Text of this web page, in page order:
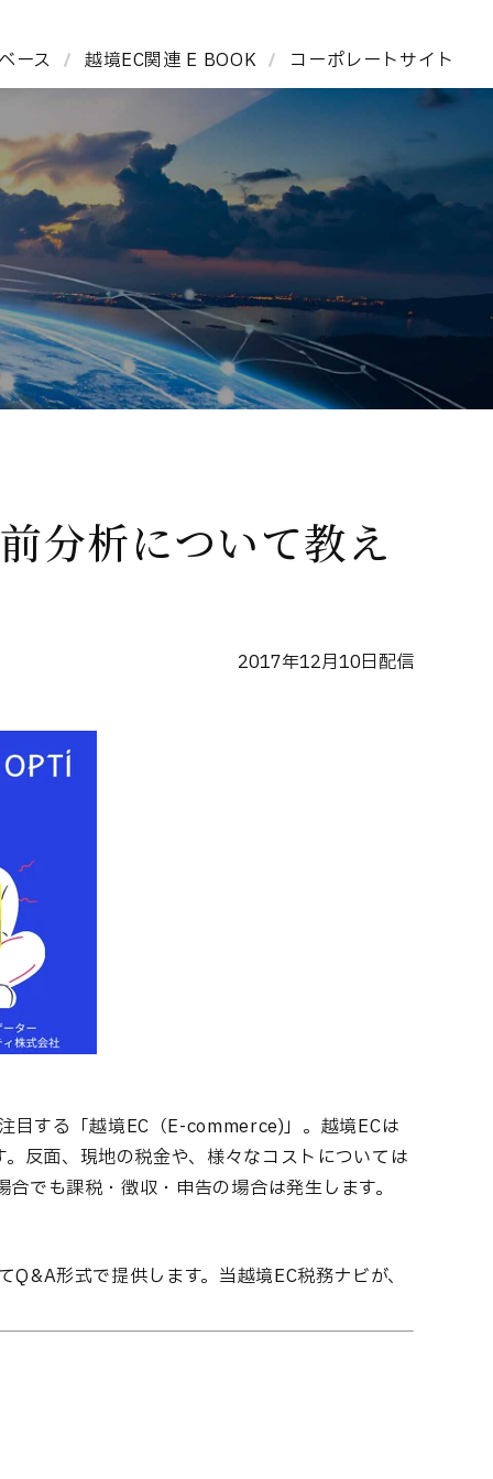
ース 越境EC関連 E BOOK コーポレートサイト
分析について教え
2017年12月10日配信
する「越境EC（E-commerce)」。越境ECは
反面、現地の税金や、様々なコストについては
でも課税・徴収・申告の場合は発生します。
形式で提供します。当越境EC税務ナビが、